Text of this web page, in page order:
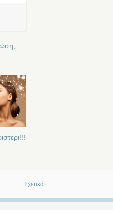
Σχετικά